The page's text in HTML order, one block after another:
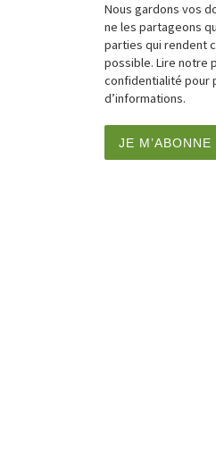
Nous gardons vos
ne les partageons
parties qui rendent
possible. Lire notre
confidentialité pour
d’informations.